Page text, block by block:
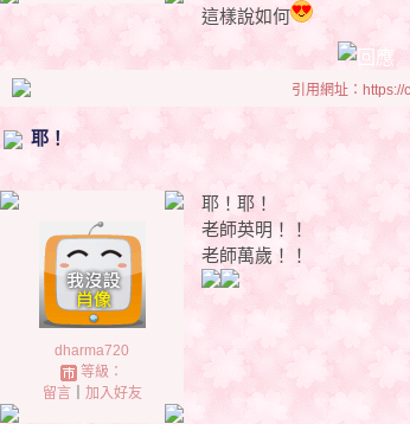
這樣說如何
引用網址：
耶！
dharma720
等級：
留言｜ 加入好友
耶！耶！
老師英明！！
老師萬歲！！